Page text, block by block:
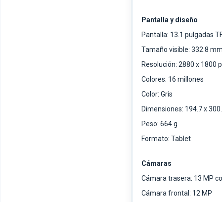
Pantalla y diseño
Pantalla: 13.1 pulgadas
Tamaño visible: 332.8
Resolución: 2880 x 1800
Colores: 16 millones
Color: Gris
Dimensiones: 194.7 x
Peso: 664 g
Formato: Tablet
Cámaras
Cámara trasera: 13 MP
Cámara frontal: 12 MP